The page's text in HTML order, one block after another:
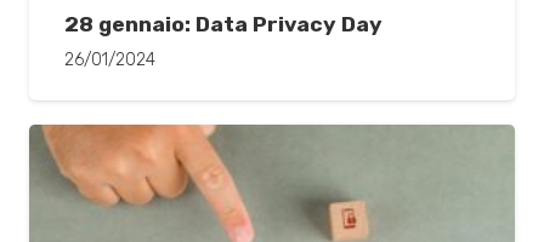
28 gennaio: Data Privacy Day
26/01/2024